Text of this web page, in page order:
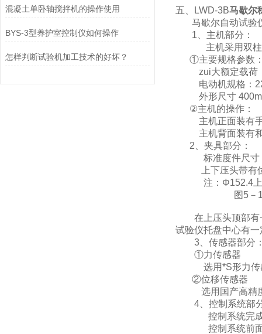
混凝土单卧轴搅拌机的操作使用
BYS-3型养护室控制仪如何操作
怎样判断试验机加工技术的好坏？
五、LWD-3B马歇尔
马歇尔自动试验仪
1、主机部分：
主机采用双柱框
①主要规格参数
zui大额定载荷
电动机规格：
外形尺寸
②主机的操作：
主机正面装有手动
主机背面装有和
2、夹具部分：
标准度件尺寸：
上下压头带有位
注：Φ152.4上下
图5－1试
在上压头顶部有一
试验仪托盘中心有
3、传感器部分
①力传感器
选用*S形力传感
②位移传感器
选用国产高精度差
4、控制系统部
控制系统完成压
控制系统前面板设